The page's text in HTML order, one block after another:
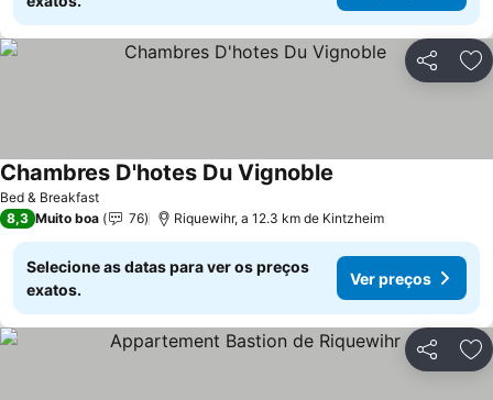
Partilhar
Bed & Breakfast
Chambres D'hotes Du Vignoble
8,3 Muito boa 76 Riquewihr, a 12.3 km de Kintzheim
Selecione as datas para ver os preços
exatos.
Ver preços
Partilhar